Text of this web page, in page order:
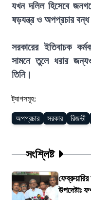
যখন দলিল হিসেবে
ষড়যন্ত্র ও অপপ্রচার বন্ধ
সরকারের ইতিবাচক
সামনে তুলে ধরার
তিনি।
ট্যাগসমূহ:
অপপ্রচার সরকার রিজভী
সংশ্লিষ্ট
ফেব্রুয়ারির
উপদেষ্টাঃ